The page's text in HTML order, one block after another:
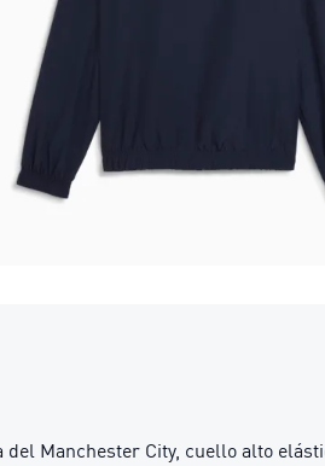
Manchester City, cuello alto